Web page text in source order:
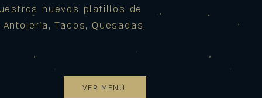
nuevos platillos de
Tacos, Quesadas,
VER MENÚ